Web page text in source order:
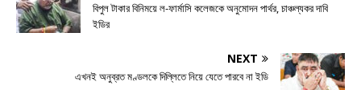
বিপুল টাকার বিনিময়ে ল-ফার্মাসি কলেজকে অনুমোদন পার্থর, চাঞ্চল্যকর দাবি
ইডির
NEXT
এখনই অনুব্রত মণ্ডলকে দিল্লিতে নিয়ে যেতে পারবে না ইডি